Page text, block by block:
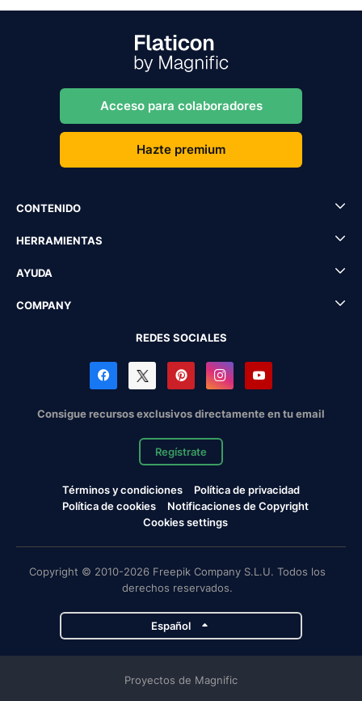
Acceso para colaboradores
Hazte premium
CONTENIDO
HERRAMIENTAS
AYUDA
COMPANY
REDES SOCIALES
Consigue recursos exclusivos directamente en tu email
Regístrate
Términos y condiciones
Política de privacidad
Política de cookies
Notificaciones de Copyright
Cookies settings
Copyright © 2010-2026 Freepik Company S.L.U. Todos los
derechos reservados.
Español
Proyectos de Magnific